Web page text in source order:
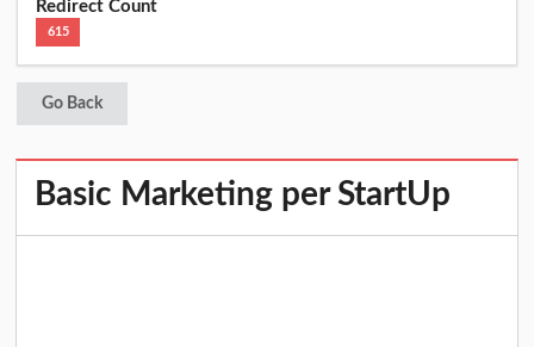
Redirect Count
615
Go Back
Basic Marketing per StartUp